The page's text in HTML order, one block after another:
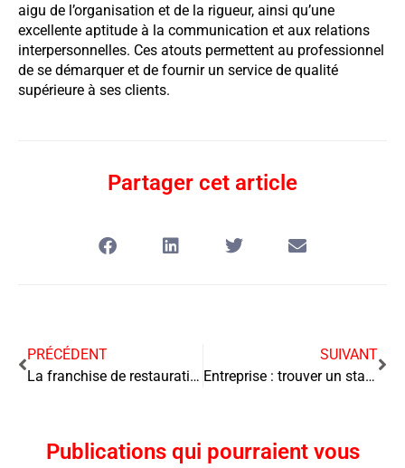
aigu de l’organisation et de la rigueur, ainsi qu’une
excellente aptitude à la communication et aux relations
interpersonnelles. Ces atouts permettent au professionnel
de se démarquer et de fournir un service de qualité
supérieure à ses clients.
Partager cet article
PRÉCÉDENT
La franchise de restauration rapide : une formule gagnante pour l’entrepreneur moderne
SUIVANT
Entreprise : trouver un stage, choisir le bon moment
Publications qui pourraient vous